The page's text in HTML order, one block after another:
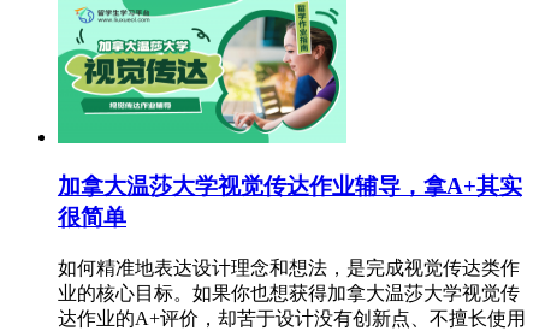
加拿大温莎大学视觉传达作业辅导，拿A+其实
很简单
如何精准地表达设计理念和想法，是完成视觉传达类作
业的核心目标。如果你也想获得加拿大温莎大学视觉传
达作业的A+评价，却苦于设计没有创新点、不擅长使用